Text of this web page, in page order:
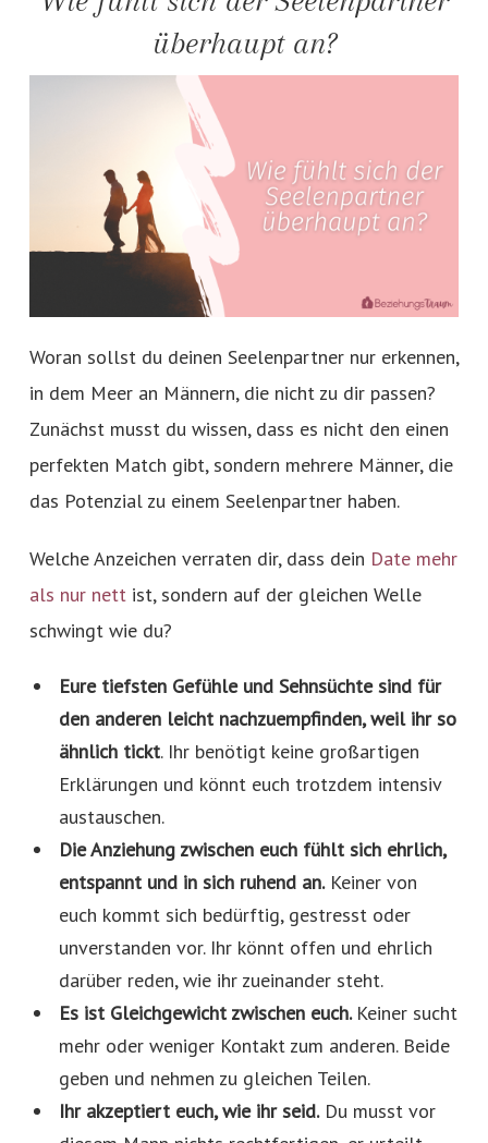
überhaupt an?
Woran sollst du deinen Seelenpartner nur erkennen,
in dem Meer an Männern, die nicht zu dir passen?
Zunächst musst du wissen, dass es nicht den einen
perfekten Match gibt, sondern mehrere Männer, die
das Potenzial zu einem Seelenpartner haben.
Welche Anzeichen verraten dir, dass dein Date mehr
als nur nett ist, sondern auf der gleichen Welle
schwingt wie du?
Eure tiefsten Gefühle und Sehnsüchte sind für
den anderen leicht nachzuempfinden, weil ihr so
ähnlich tickt. Ihr benötigt keine großartigen
Erklärungen und könnt euch trotzdem intensiv
austauschen.
Die Anziehung zwischen euch fühlt sich ehrlich,
entspannt und in sich ruhend an.Keiner von
euch kommt sich bedürftig, gestresst oder
unverstanden vor. Ihr könnt offen und ehrlich
darüber reden, wie ihr zueinander steht.
Es ist Gleichgewicht zwischen euch. Keiner sucht
mehr oder weniger Kontakt zum anderen. Beide
geben und nehmen zu gleichen Teilen.
Ihr akzeptiert euch, wie ihr seid.Du musst vor